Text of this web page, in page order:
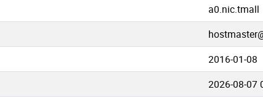
a0.nic.tmall
2016-01-08
2026-08-07